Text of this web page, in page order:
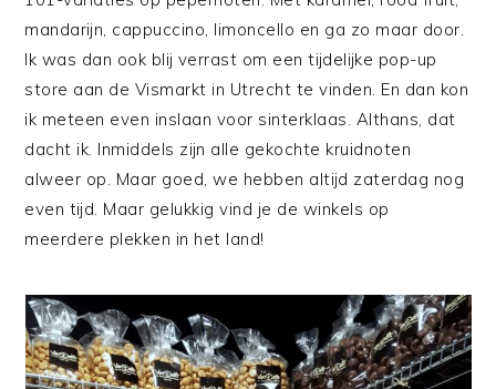
mandarijn, cappuccino, limoncello en ga zo maar door.
Ik was dan ook blij verrast om een tijdelijke pop-up
store aan de Vismarkt in Utrecht te vinden. En dan kon
ik meteen even inslaan voor sinterklaas. Althans, dat
dacht ik. Inmiddels zijn alle gekochte kruidnoten
alweer op. Maar goed, we hebben altijd zaterdag nog
even tijd. Maar gelukkig vind je de winkels op
meerdere plekken in het land!